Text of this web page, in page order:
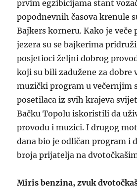
prvim egzibicijama stant
popodnevnih časova krenule
Bajkers korneru. Kako je veče
jezera su se bajkerima
posjetioci željni dobrog
koji su bili zadužene za dobre
muzički program u večernjim
posetilaca iz svih krajeva
Bačku Topolu iskoristili da
provodu i muzici. I drugog
dana bio je odličan program i
broja prijatelja na
Miris benzina, zvuk